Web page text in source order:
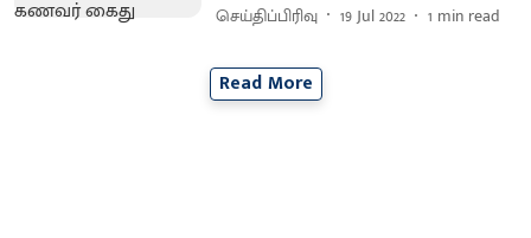
செய்திப்பிரிவு 19 Jul 2022 1 min read
Read More